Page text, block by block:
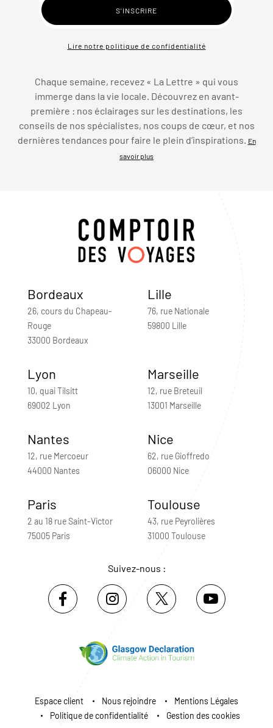
Lire notre politique de confidentialité
Chaque semaine, recevez « La Lettre » qui vous
immerge dans la vie locale. Découvrez en avant-
première : nos éclairages sur les destinations, les
conseils de nos spécialistes, nos coups de cœur, et nos
dernières tendances pour faire le plein d’inspirations.
En
savoir plus
Bordeaux
26, cours du Chapeau-
Rouge
33000 Bordeaux
Lille
76, rue Nationale
59800 Lille
Lyon
10, quai Tilsitt
69002 Lyon
Marseille
12, rue Breteuil
13001 Marseille
Nantes
12, rue Mercoeur
44000 Nantes
Nice
62, rue Gioffredo
06000 Nice
Paris
2 au 18 rue Saint-Victor
75005 Paris
Toulouse
43, rue Peyrolières
31000 Toulouse
Suivez-nous :
Espace client Nous rejoindre
Mentions Légales
Politique de confidentialité
Gestion des cookies